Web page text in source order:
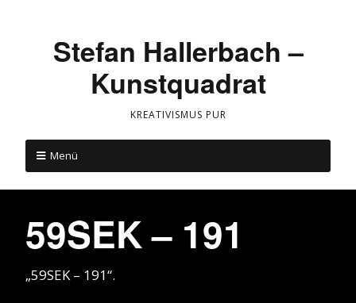
Stefan Hallerbach –
Kunstquadrat
KREATIVISMUS PUR
Menü
59SEK – 191
„59SEK – 191“.